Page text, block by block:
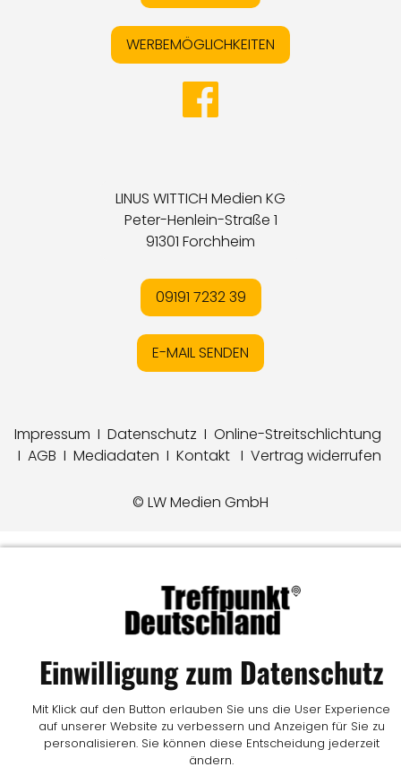
WERBEMÖGLICHKEITEN
LINUS WITTICH Medien KG
Peter-Henlein-Straße 1
91301 Forchheim
09191 7232 39
E-MAIL SENDEN
Impressum I Datenschutz I Online-Streitschlichtung
I AGB I Mediadaten I Kontakt I Vertrag widerrufen
© LW Medien GmbH
Einwilligung zum Datenschutz
Mit Klick auf den Button erlauben Sie uns die User Experience
auf unserer Website zu verbessern und Anzeigen für Sie zu
personalisieren. Sie können diese Entscheidung jederzeit
ändern.